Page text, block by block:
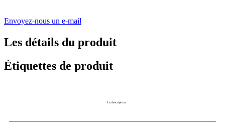
Envoyez-nous un e-mail
Les détails du produit
Étiquettes de produit
La description